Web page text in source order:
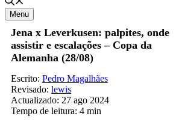
Menu
Jena x Leverkusen: palpites, onde
assistir e escalações – Copa da
Alemanha (28/08)
Escrito: Pedro Magalhães
Revisado: lewis
Actualizado: 27 ago 2024
Tempo de leitura: 4 min